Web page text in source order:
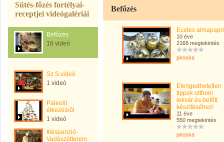
Sütés-főzés fortélyai-
receptjei videógalériái
Befőzés
16 videó
Sz S.videó
1 videó
Paleolit
étkezésről
1 videó
Illéspanzió-
Vadászétterem
Befőzés
Ecetes
10 éve
2168 megtekintés
piroska
Elengedhetetlen
tippek otthoni
lekvár és befőtt
készítéséhez!
11 éve
550 megtekintés
piroska